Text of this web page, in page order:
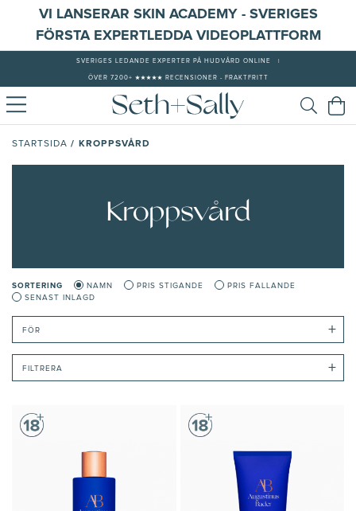
VI LANSERAR SKIN ACADEMY - SVERIGES
FÖRSTA EXPERTLEDDA VIDEOPLATTFORM
SVERIGES LEDANDE EXPERTER PÅ HUDVÅRD ONLINE
ÖVER 7200+ ★★★★★ RECENSIONER - FRAKTFRITT
STARTSIDA / KROPPSVÅRD
Kroppsvård
FÖR +
SORTERING NAMN PRIS STIGANDE
PRIS FALLANDE
SENAST INLAGD
FILTRERA +